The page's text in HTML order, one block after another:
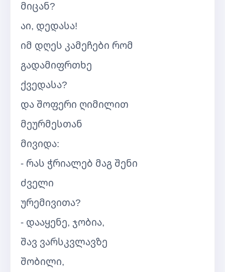
მიცან?
აი, დედასა!
იმ დღეს კამეჩები რომ
გადამიფრთხე
ქვედასა?
და შოფერი ღიმილით
მეურმესთან
მივიდა:
- რას ჭრიალებ მაგ შენი
ძველი
ურემივითა?
- დააყენე, ჯობია,
შავ ვარსკვლავზე
შობილი,